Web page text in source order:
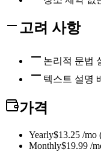
고려 사항
논리적 문법
텍스트 설명
가격
Yearly$13.25 /mo
Monthly$19.99 /